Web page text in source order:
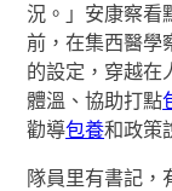
況。」安康察看
前，在集西醫學
的設定，穿越在
體溫、協助打點
勸導包養和政策
隊員里有書記，